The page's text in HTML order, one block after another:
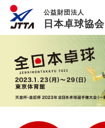
公益財団法人
日本卓球協会